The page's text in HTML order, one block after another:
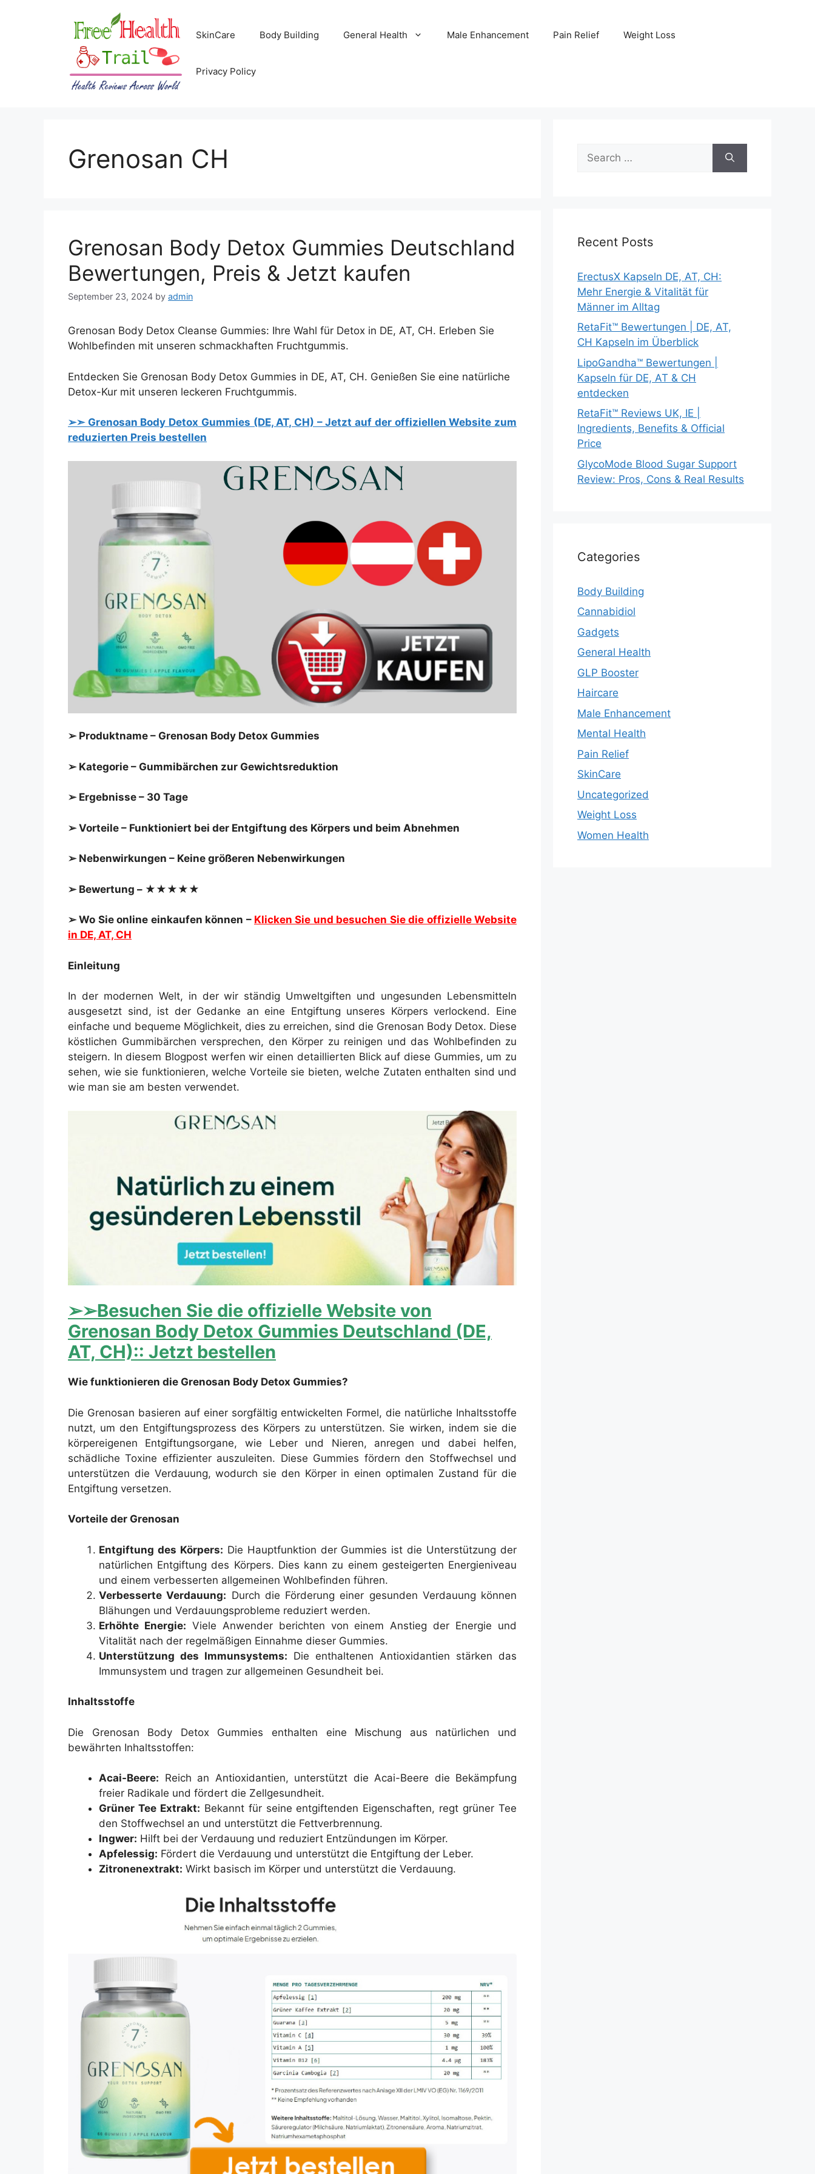
SkinCare Body Building General Health Male Enhancement Pain Relief Weight Loss
Privacy Policy
Grenosan CH
Grenosan Body Detox Gummies Deutschland
Bewertungen, Preis & Jetzt kaufen
September 23, 2024 by admin
Grenosan Body Detox Cleanse Gummies: Ihre Wahl für Detox in DE, AT, CH. Erleben Sie
Wohlbefinden mit unseren schmackhaften Fruchtgummis.
Entdecken Sie Grenosan Body Detox Gummies in DE, AT, CH. Genießen Sie eine natürliche
Detox-Kur mit unseren leckeren Fruchtgummis.
➢➣ Grenosan Body Detox Gummies (DE, AT, CH) – Jetzt auf der offiziellen Website zum
reduzierten Preis bestellen
➢ Produktname – Grenosan Body Detox Gummies
➢ Kategorie – Gummibärchen zur Gewichtsreduktion
➢ Ergebnisse – 30 Tage
➢ Vorteile – Funktioniert bei der Entgiftung des Körpers und beim Abnehmen
➢ Nebenwirkungen – Keine größeren Nebenwirkungen
➢ Bewertung – ★★★★★
➢ Wo Sie online einkaufen können – Klicken Sie und besuchen Sie die offizielle Website
in DE, AT, CH
Einleitung
In der modernen Welt, in der wir ständig Umweltgiften und ungesunden Lebensmitteln
ausgesetzt sind, ist der Gedanke an eine Entgiftung unseres Körpers verlockend. Eine
einfache und bequeme Möglichkeit, dies zu erreichen, sind die Grenosan Body Detox. Diese
köstlichen Gummibärchen versprechen, den Körper zu reinigen und das Wohlbefinden zu
steigern. In diesem Blogpost werfen wir einen detaillierten Blick auf diese Gummies, um zu
sehen, wie sie funktionieren, welche Vorteile sie bieten, welche Zutaten enthalten sind und
wie man sie am besten verwendet.
➢➢Besuchen Sie die offizielle Website von
Grenosan Body Detox Gummies Deutschland (DE,
AT, CH):: Jetzt bestellen
Wie funktionieren die Grenosan Body Detox Gummies?
Die Grenosan basieren auf einer sorgfältig entwickelten Formel, die natürliche Inhaltsstoffe
nutzt, um den Entgiftungsprozess des Körpers zu unterstützen. Sie wirken, indem sie die
körpereigenen Entgiftungsorgane, wie Leber und Nieren, anregen und dabei helfen,
schädliche Toxine effizienter auszuleiten. Diese Gummies fördern den Stoffwechsel und
unterstützen die Verdauung, wodurch sie den Körper in einen optimalen Zustand für die
Entgiftung versetzen.
Vorteile der Grenosan
Entgiftung des Körpers: Die Hauptfunktion der Gummies ist die Unterstützung der
natürlichen Entgiftung des Körpers. Dies kann zu einem gesteigerten Energieniveau
und einem verbesserten allgemeinen Wohlbefinden führen.
Verbesserte Verdauung: Durch die Förderung einer gesunden Verdauung können
Blähungen und Verdauungsprobleme reduziert werden.
Erhöhte Energie: Viele Anwender berichten von einem Anstieg der Energie und
Vitalität nach der regelmäßigen Einnahme dieser Gummies.
Unterstützung des Immunsystems: Die enthaltenen Antioxidantien stärken das
Immunsystem und tragen zur allgemeinen Gesundheit bei.
Inhaltsstoffe
Die Grenosan Body Detox Gummies enthalten eine Mischung aus natürlichen und
bewährten Inhaltsstoffen:
Acai-Beere: Reich an Antioxidantien, unterstützt die Acai-Beere die Bekämpfung
freier Radikale und fördert die Zellgesundheit.
Grüner Tee Extrakt: Bekannt für seine entgiftenden Eigenschaften, regt grüner Tee
den Stoffwechsel an und unterstützt die Fettverbrennung.
Ingwer: Hilft bei der Verdauung und reduziert Entzündungen im Körper.
Apfelessig: Fördert die Verdauung und unterstützt die Entgiftung der Leber.
Zitronenextrakt: Wirkt basisch im Körper und unterstützt die Verdauung.
for:
Recent Posts
ErectusX Kapseln DE, AT, CH:
Mehr Energie & Vitalität für
Männer im Alltag
RetaFit™ Bewertungen | DE, AT,
CH Kapseln im Überblick
LipoGandha™ Bewertungen |
Kapseln für DE, AT & CH
entdecken
RetaFit™ Reviews UK, IE |
Ingredients, Benefits & Official
Price
GlycoMode Blood Sugar Support
Review: Pros, Cons & Real Results
Categories
Body Building
Cannabidiol
Gadgets
General Health
GLP Booster
Haircare
Male Enhancement
Mental Health
Pain Relief
SkinCare
Uncategorized
Weight Loss
Women Health